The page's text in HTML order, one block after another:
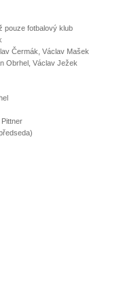
pouze fotbalový klub
Čermák, Václav Mašek
Obrhel, Václav Ježek